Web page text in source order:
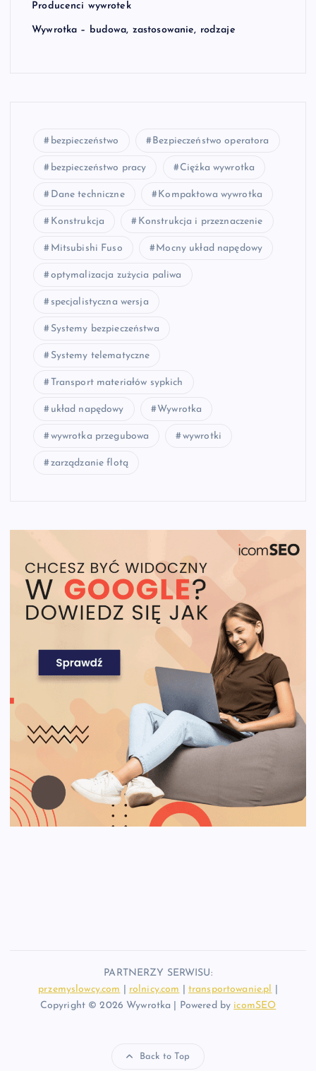
Producenci wywrotek
Wywrotka – budowa, zastosowanie, rodzaje
bezpieczeństwo Bezpieczeństwo operatora
bezpieczeństwo pracy Ciężka wywrotka
Dane techniczne Kompaktowa wywrotka
Konstrukcja Konstrukcja i przeznaczenie
Mitsubishi Fuso Mocny układ napędowy
optymalizacja zużycia paliwa
specjalistyczna wersja
Systemy bezpieczeństwa
Systemy telematyczne
Transport materiałów sypkich
układ napędowy Wywrotka
wywrotka przegubowa wywrotki
zarządzanie flotą
PARTNERZY SERWISU:
przemyslowcy.com
rolnicy.com transportowanie.pl
Copyright © 2026 Wywrotka | Powered by icomSEO
Back to Top